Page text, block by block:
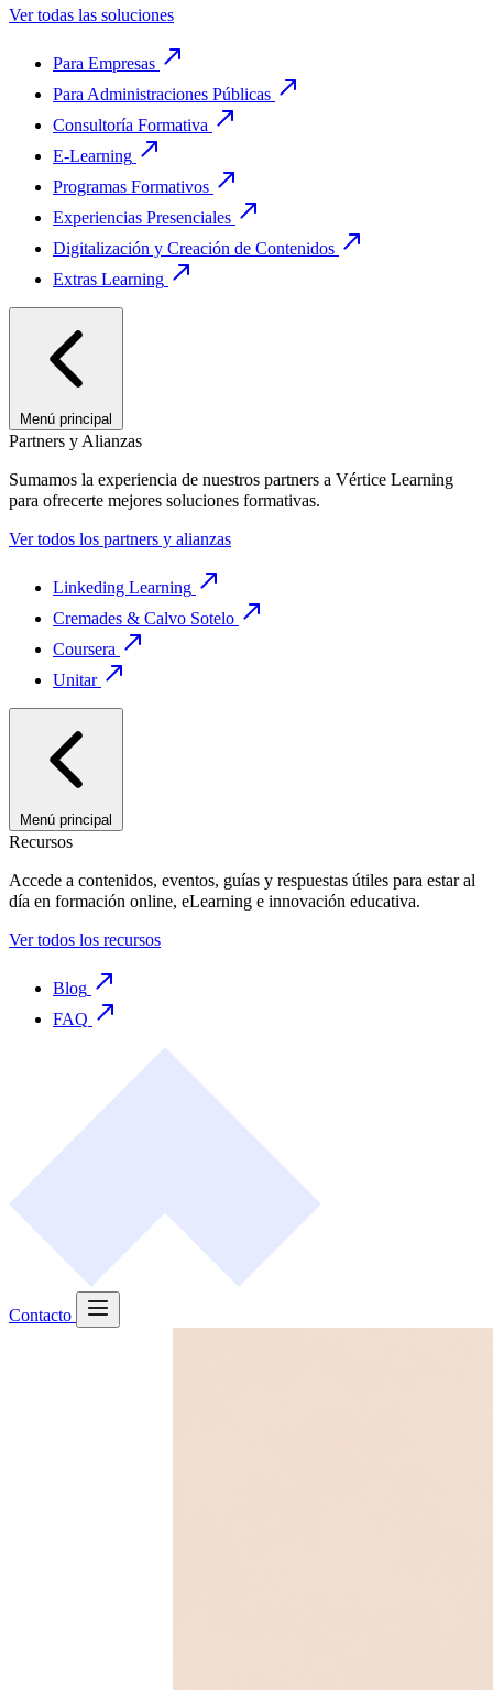
Ver todas las soluciones
Para Empresas
Para Administraciones Públicas
Consultoría Formativa
E-Learning
Programas Formativos
Experiencias Presenciales
Digitalización y Creación de Contenidos
Extras Learning
Menú principal
Partners y Alianzas
Sumamos la experiencia de nuestros partners a Vértice Learning
para ofrecerte mejores soluciones formativas.
Ver todos los partners y alianzas
Linkeding Learning
Cremades & Calvo Sotelo
Coursera
Unitar
Menú principal
Recursos
Accede a contenidos, eventos, guías y respuestas útiles para estar al
día en formación online, eLearning e innovación educativa.
Ver todos los recursos
Blog
FAQ
Contacto